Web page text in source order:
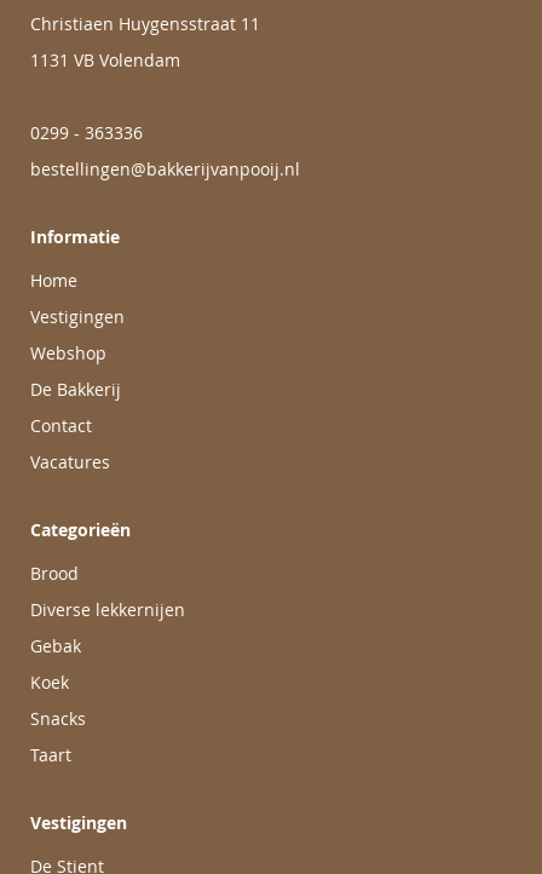
Christiaen Huygensstraat 11
1131 VB Volendam
0299 - 363336
bestellingen@bakkerijvanpooij.nl
Informatie
Home
Vestigingen
Webshop
De Bakkerij
Contact
Vacatures
Categorieën
Brood
Diverse lekkernijen
Gebak
Koek
Snacks
Taart
Vestigingen
De Stient